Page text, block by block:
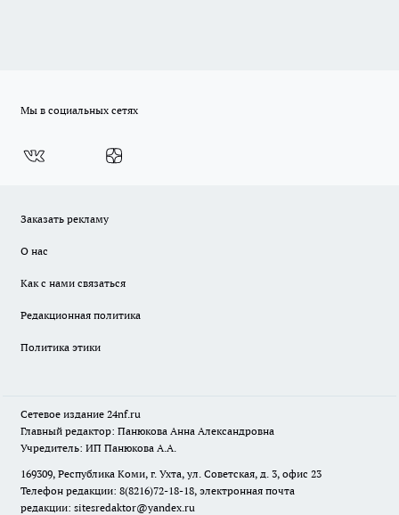
Мы в социальных сетях
Заказать рекламу
О нас
Как с нами связаться
Редакционная политика
Политика этики
Сетевое издание 24nf.ru
Главный редактор: Панюкова Анна Александровна
Учредитель: ИП Панюкова А.А.
169309, Республика Коми, г. Ухта, ул. Советская, д. 3, офис 23
Телефон редакции: 8(8216)72-18-18, электронная почта
редакции: sitesredaktor@yandex.ru